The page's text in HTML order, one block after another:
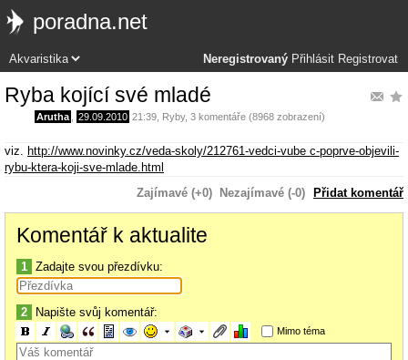
poradna.net
Neregistrovaný Přihlásit Registrovat
Ryba kojící své mladé
Arutha 29.09.2010 21:39 Ryby, 3 komentáře (8968 zobrazení)
viz. http://www.novinky.cz/veda-skoly/212761-vedci-vube c-poprve-objevili-
rybu-ktera-koji-sve-mlade.html
Zajímavé (+0)
Nezajímavé (-0) Přidat komentář
Komentář k aktualite
1 Zadajte svou přezdívku:
2 Napište svůj komentář:
Mimo téma